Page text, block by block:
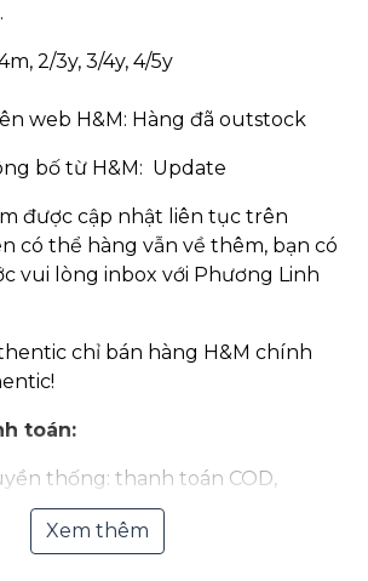
2/3y, 3/4y, 4/5y
web H&M: Hàng đã outstock
bố từ H&M: Update
được cập nhật liên tục trên
có thể hàng vẫn về thêm, bạn có
vui lòng inbox với Phương Linh
chỉ bán hàng H&M chính
toán:
thống: thanh toán COD,
ngân hàng.
qua Ví điện tử hoặc quét mã
Xem thêm